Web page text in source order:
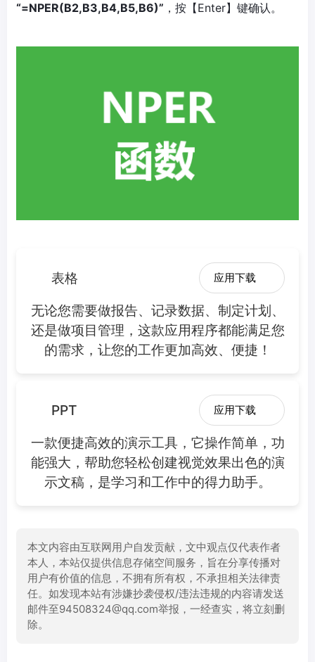
“=NPER(B2,B3,B4,B5,B6)” ，按【Enter】键确认。
表格 应用下载
无论您需要做报告、记录数据、制定计划、
还是做项目管理，这款应用程序都能满足您
的需求，让您的工作更加高效、便捷！
PPT 应用下载
一款便捷高效的演示工具，它操作简单，功
能强大，帮助您轻松创建视觉效果出色的演
示文稿，是学习和工作中的得力助手。
本文内容由互联网用户自发贡献，文中观点仅代表作者
本人，本站仅提供信息存储空间服务，旨在分享传播对
用户有价值的信息，不拥有所有权，不承担相关法律责
任。如发现本站有涉嫌抄袭侵权/违法违规的内容请发送
邮件至94508324@qq.com举报，一经查实，将立刻删
除。